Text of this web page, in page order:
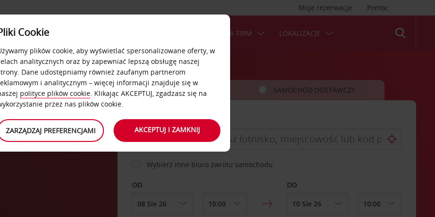
Pomoc
Moje rezerwacje
USŁUGI
OFERTA DLA FIRM LOKALIZACJE
SAMOCHÓD SAMOCHÓD DOSTAWCZY
MIEJSCE ODBIORU
Wybierz inne biuro zwrotu samochodu
OD DO
Cookie
plików cookie, aby wyświetlać spersonalizowane oferty, w
analitycznych oraz by zapewniać lepszą obsługę naszej
Dane udostępniamy również zaufanym partnerom
i analitycznym – więcej informacji znajduje się w
polityce plików cookie. Klikając AKCEPTUJ, zgadzasz się na
przez nas plików cookie.
ZARZĄDZAJ PREFERENCJAMI AKCEPTUJ I ZAMKNIJ